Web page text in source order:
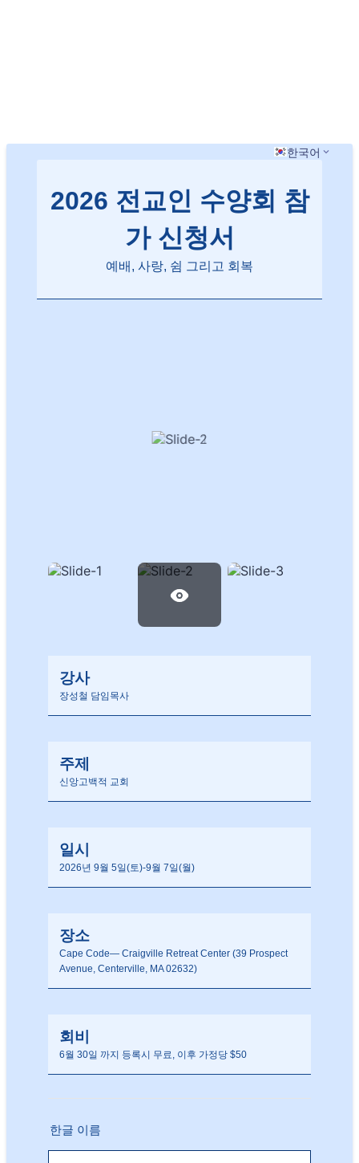
한국어
2026 전교인 수양회 참
가 신청서
예배, 사랑, 쉼 그리고 회복
강사
장성철 담임목사
주제
신앙고백적 교회
일시
2026년 9월 5일(토)-9월 7일(월)
장소
Cape Code— Craigville Retreat Center (39 Prospect
Avenue, Centerville, MA 02632)
회비
6월 30일 까지 등록시 무료, 이후 가정당 $50
한글 이름